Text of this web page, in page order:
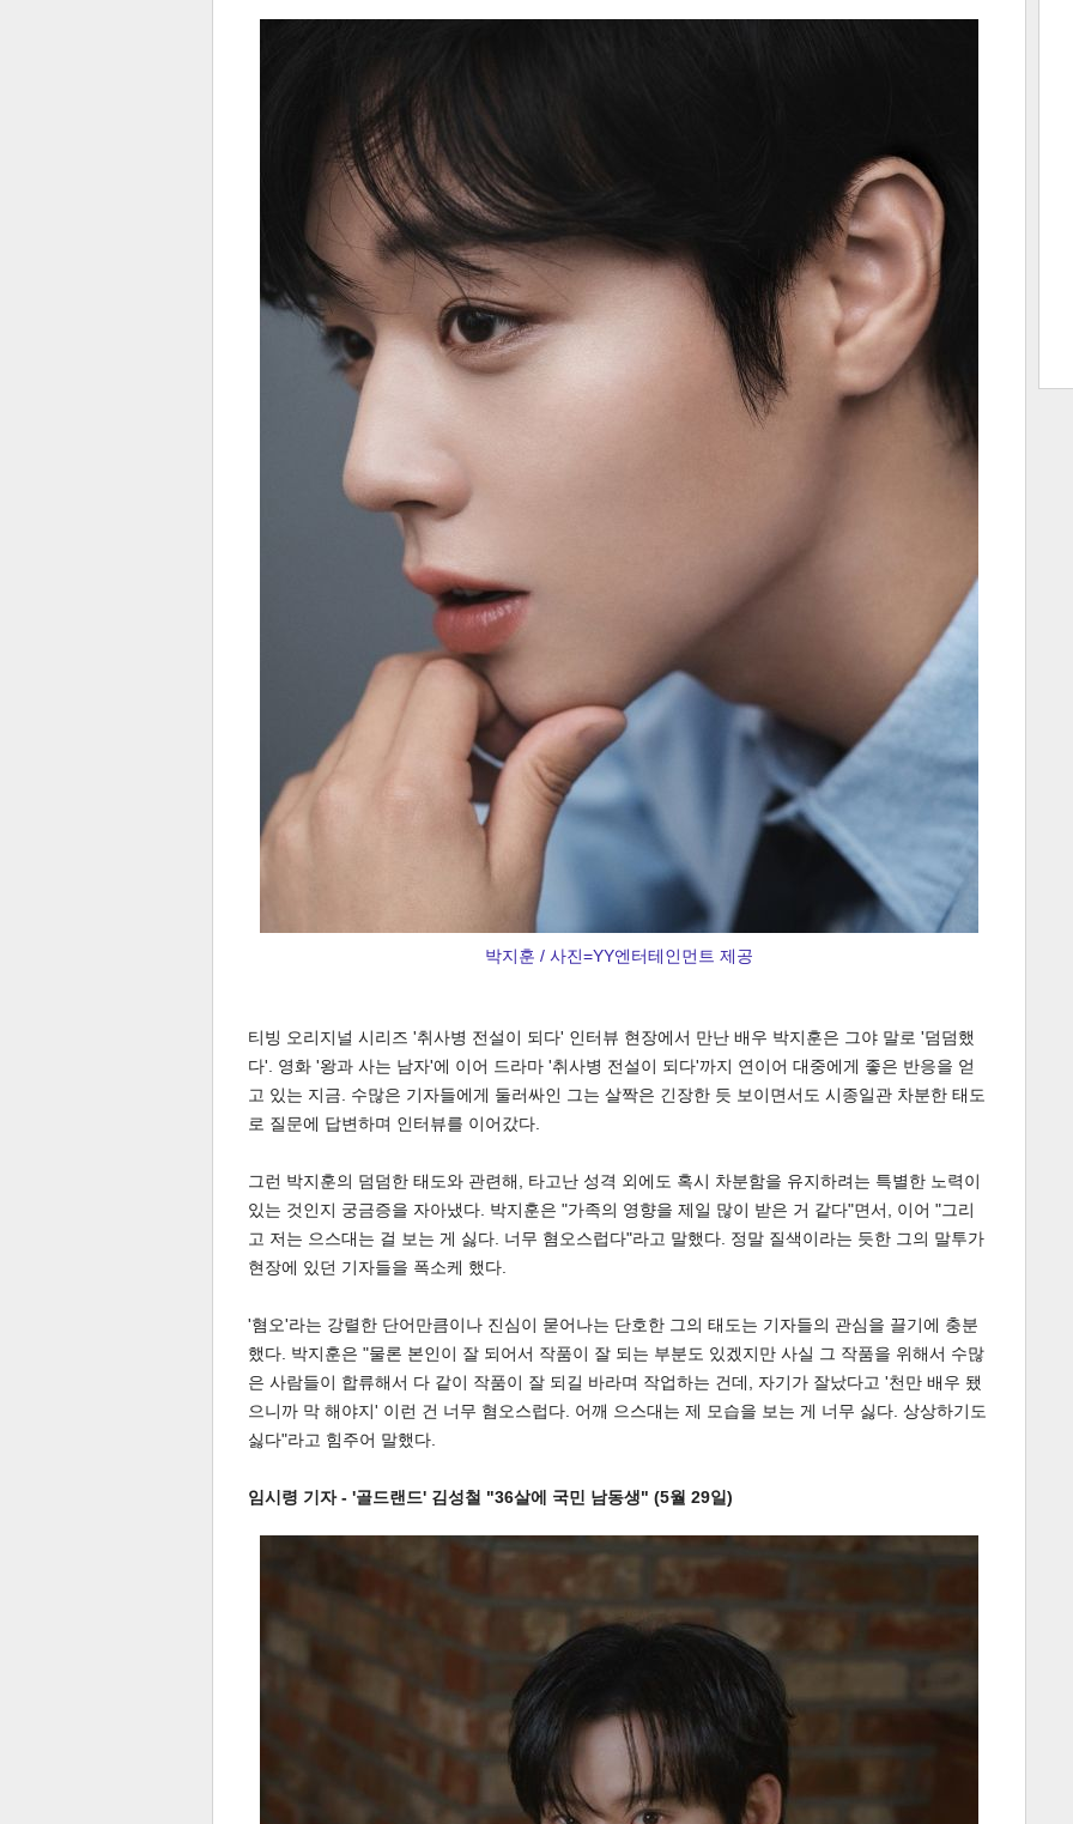
터 공 공유 버블
달기 트 축 하기
박지훈 / 사진=YY엔터테인먼트 제공
티빙 오리지널 시리즈 '취사병 전설이 되다' 인터뷰 현장에서 만난 배우 박지훈은 그야 말로 '덤덤했
다'. 영화 '왕과 사는 남자'에 이어 드라마 '취사병 전설이 되다'까지 연이어 대중에게 좋은 반응을 얻
고 있는 지금. 수많은 기자들에게 둘러싸인 그는 살짝은 긴장한 듯 보이면서도 시종일관 차분한 태도
로 질문에 답변하며 인터뷰를 이어갔다.
그런 박지훈의 덤덤한 태도와 관련해, 타고난 성격 외에도 혹시 차분함을 유지하려는 특별한 노력이
있는 것인지 궁금증을 자아냈다. 박지훈은 "가족의 영향을 제일 많이 받은 거 같다"면서, 이어 "그리
고 저는 으스대는 걸 보는 게 싫다. 너무 혐오스럽다"라고 말했다. 정말 질색이라는 듯한 그의 말투가
현장에 있던 기자들을 폭소케 했다.
'혐오'라는 강렬한 단어만큼이나 진심이 묻어나는 단호한 그의 태도는 기자들의 관심을 끌기에 충분
했다. 박지훈은 "물론 본인이 잘 되어서 작품이 잘 되는 부분도 있겠지만 사실 그 작품을 위해서 수많
은 사람들이 합류해서 다 같이 작품이 잘 되길 바라며 작업하는 건데, 자기가 잘났다고 '천만 배우 됐
으니까 막 해야지' 이런 건 너무 혐오스럽다. 어깨 으스대는 제 모습을 보는 게 너무 싫다. 상상하기도
싫다"라고 힘주어 말했다.
임시령 기자 - '골드랜드' 김성철 "36살에 국민 남동생" (5월 29일)